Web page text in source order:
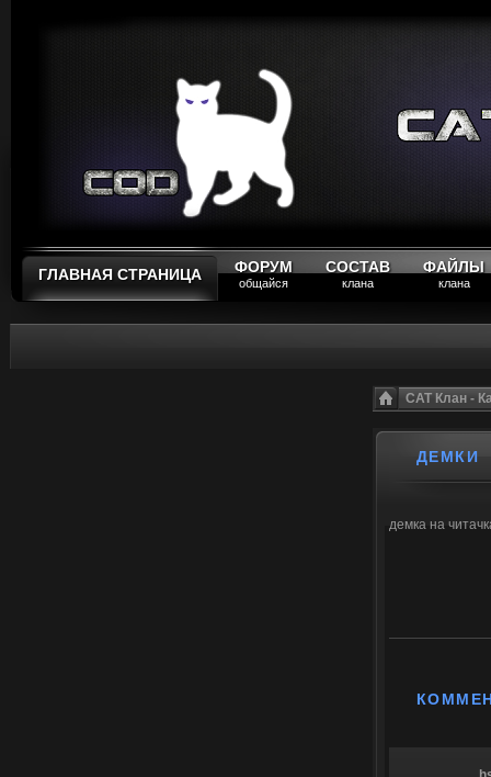
ГЛАВНАЯ СТРАНИЦА ФОРУМ
общайся
СОСТАВ
клана
ФАЙЛЫ
клана
CAT Клан -
ДЕМКИ
демка на